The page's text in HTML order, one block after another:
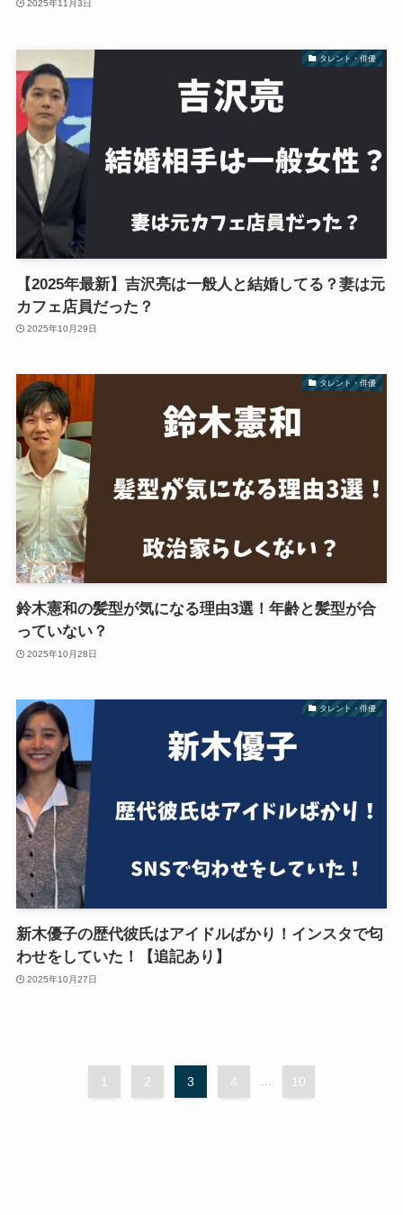
2025年11月3日
タレント・俳優
【2025年最新】吉沢亮は一般人と結婚してる？妻は元
カフェ店員だった？
2025年10月29日
タレント・俳優
鈴木憲和の髪型が気になる理由3選！年齢と髪型が合
っていない？
2025年10月28日
タレント・俳優
新木優子の歴代彼氏はアイドルばかり！インスタで匂
わせをしていた！【追記あり】
2025年10月27日
1 2 3 4 ... 10